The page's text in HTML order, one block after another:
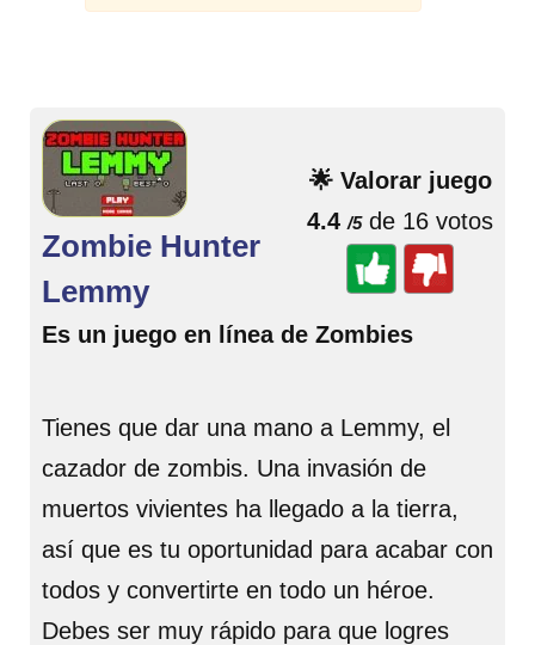
🌟 Valorar juego
4.4 /5de 16 votos
Zombie Hunter
Lemmy
Es un juego en línea de Zombies
Tienes que dar una mano a Lemmy, el
cazador de zombis. Una invasión de
muertos vivientes ha llegado a la tierra,
así que es tu oportunidad para acabar con
todos y convertirte en todo un héroe.
Debes ser muy rápido para que logres